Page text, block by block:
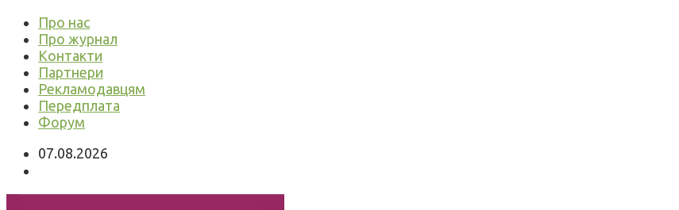
Про нас
Про журнал
Контакти
Партнери
Рекламодавцям
Передплата
Форум
07.08.2026